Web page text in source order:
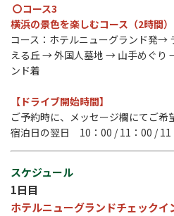
〇コース3
横浜の景色を楽しむコース（2時間）
コース：ホテルニューグランド発→
える丘 → 外国人墓地 → 山手めぐり
ンド着
【ドライブ開始時間】
ご予約時に、メッセージ欄にてご希
宿泊日の翌日 10：00 / 11：00 / 11
スケジュール
1日目
ホテルニューグランドチェックイ